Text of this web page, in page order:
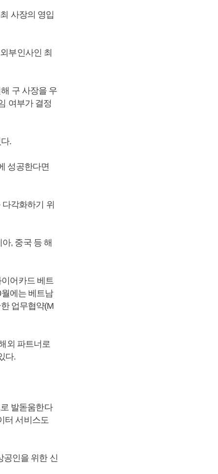
사장의 영입
부인사인 최
구 사장을 우
여부가 결정
.
성공한다면
각화하기 위
, 중국 등 해
어카드 베트
에는 베트남
업무협약(M
외 파트너로
다.
발돋움한다
터 서비스도
공인을 위한 신